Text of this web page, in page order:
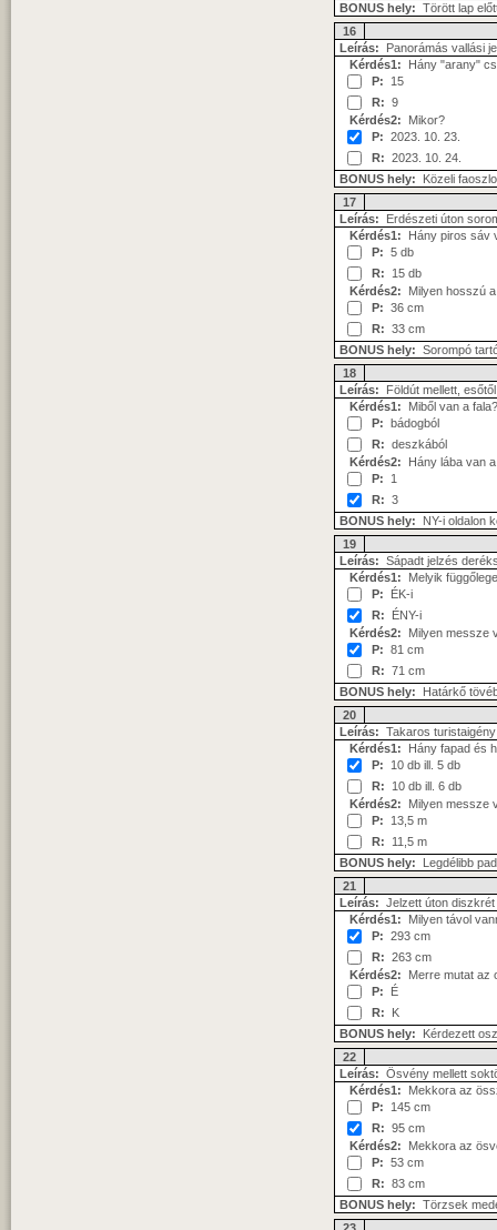
BONUS hely: Törött lap
16
Leírás: Panorámás vallási
Kérdés1: Hány "arany"
P: 15
R: 9
Kérdés2: Mikor?
P: 2023. 10. 23.
R: 2023. 10. 24.
BONUS hely: Közeli
17
Leírás: Erdészeti úton
Kérdés1: Hány piros sáv
P: 5 db
R: 15 db
Kérdés2: Milyen hosszú
P: 36 cm
R: 33 cm
BONUS hely: Sorompó
18
Leírás: Földút mellett,
Kérdés1: Miből van a fala?
P: bádogból
R: deszkából
Kérdés2: Hány lába van
P: 1
R: 3
BONUS hely: NY-i oldalon
19
Leírás: Sápadt jelzés
Kérdés1: Melyik
P: ÉK-i
R: ÉNY-i
Kérdés2: Milyen messze
P: 81 cm
R: 71 cm
BONUS hely: Határkő
20
Leírás: Takaros
Kérdés1: Hány fapad és
P: 10 db ill. 5 db
R: 10 db ill. 6 db
Kérdés2: Milyen messze
P: 13,5 m
R: 11,5 m
BONUS hely: Legdélibb
21
Leírás: Jelzett úton diszkrét
Kérdés1: Milyen távol
P: 293 cm
R: 263 cm
Kérdés2: Merre mutat az
P: É
R: K
BONUS hely: Kérdezett
22
Leírás: Ösvény mellett
Kérdés1: Mekkora az
P: 145 cm
R: 95 cm
Kérdés2: Mekkora az
P: 53 cm
R: 83 cm
BONUS hely: Törzsek